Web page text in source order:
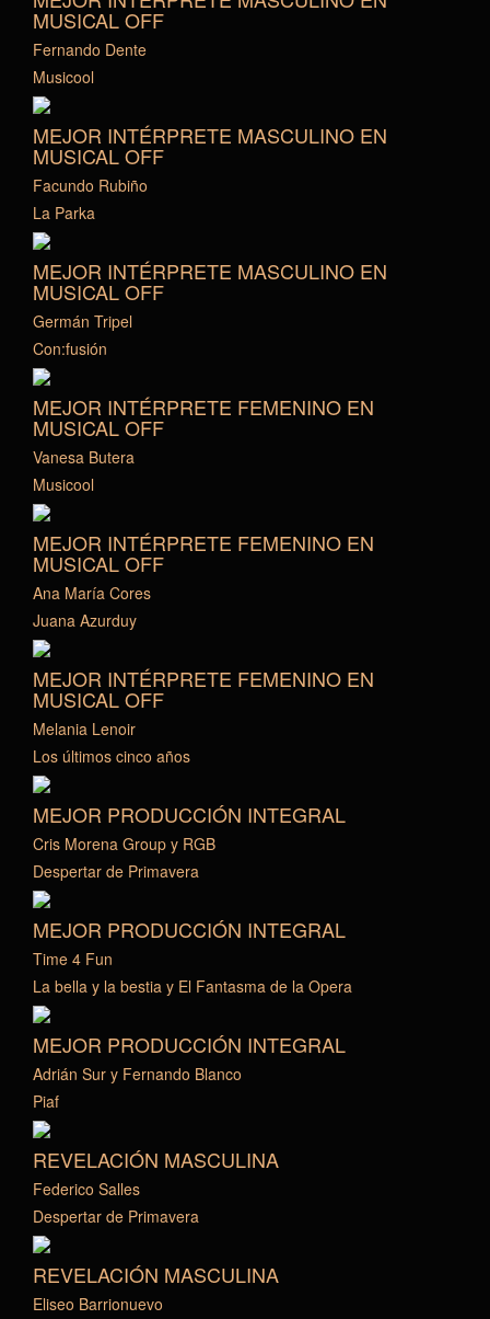
MUSICAL OFF
Fernando Dente
Musicool
MEJOR INTÉRPRETE MASCULINO EN
MUSICAL OFF
Facundo Rubiño
La Parka
MEJOR INTÉRPRETE MASCULINO EN
MUSICAL OFF
Germán Tripel
Con:fusión
MEJOR INTÉRPRETE FEMENINO EN
MUSICAL OFF
Vanesa Butera
Musicool
MEJOR INTÉRPRETE FEMENINO EN
MUSICAL OFF
Ana María Cores
Juana Azurduy
MEJOR INTÉRPRETE FEMENINO EN
MUSICAL OFF
Melania Lenoir
Los últimos cinco años
MEJOR PRODUCCIÓN INTEGRAL
Cris Morena Group y RGB
Despertar de Primavera
MEJOR PRODUCCIÓN INTEGRAL
Time 4 Fun
La bella y la bestia y El Fantasma de la Opera
MEJOR PRODUCCIÓN INTEGRAL
Adrián Sur y Fernando Blanco
Piaf
REVELACIÓN MASCULINA
Federico Salles
Despertar de Primavera
REVELACIÓN MASCULINA
Eliseo Barrionuevo